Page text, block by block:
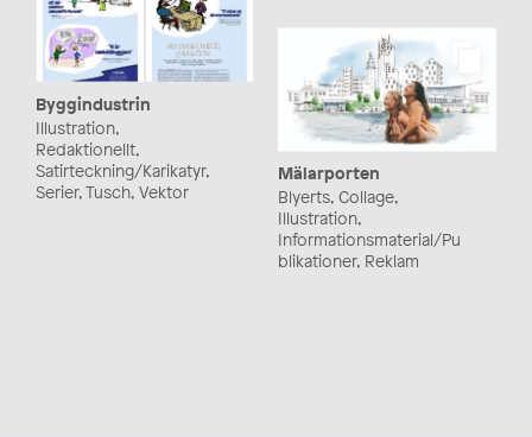
Byggindustrin
Illustration,
Redaktionellt,
Satirteckning/Karikatyr,
Serier, Tusch, Vektor
Mälarporten
Blyerts, Collage,
Illustration,
Informationsmaterial/Pu
blikationer, Reklam